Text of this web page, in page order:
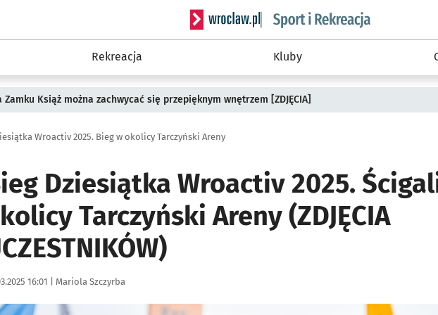
Serwis informacyjny wroclaw.pl podserwis: Sport
Rekreacja Kluby
Książ można zachwycać się przepięknym wnętrzem [ZDJĘCIA]
Wroactiv 2025. Bieg w okolicy Tarczyński Areny
Dziesiątka Wroactiv 2025.
Tarczyński Areny (ZDJĘCIA
publikacji:
16:01 | Autor:
Mariola Szczyrba
aby zobaczyć galerię